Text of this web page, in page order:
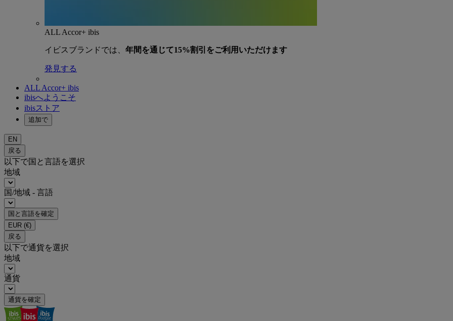
ALL Accor+ ibis
イビスブランドでは、 年間を通じて15%割引をご利用いただけます
発見する
ALL Accor+ ibis
ibisへようこそ
ibisストア
追加で
EN
戻る
以下で国と言語を選択
地域
国/地域 - 言語
国と言語を確定
EUR (€)
戻る
以下で通貨を選択
地域
通貨
通貨を確定